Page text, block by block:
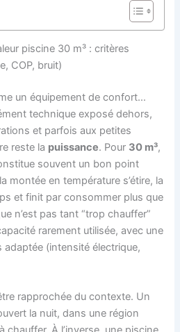
piscine 30 m³ : critères
COP, bruit)
un équipement de confort…
technique exposé dehors,
et parfois aux petites
reste la puissance. Pour 30 m³,
souvent un bon point
montée en température s’étire, la
et finit par consommer plus que
n’est pas tant “trop chauffer”
rarement utilisée, avec une
(intensité électrique,
rapprochée du contexte. Un
la nuit, dans une région